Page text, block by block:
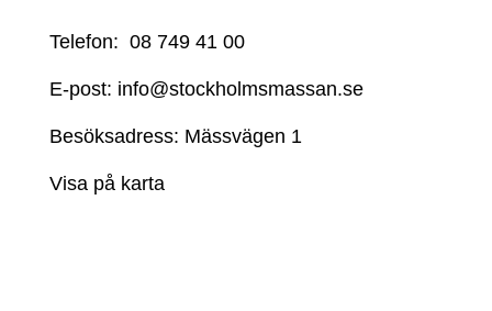
Telefon: 08 749 41 00
E-post: info@stockholmsmassan.se
Besöksadress: Mässvägen 1
Visa på karta